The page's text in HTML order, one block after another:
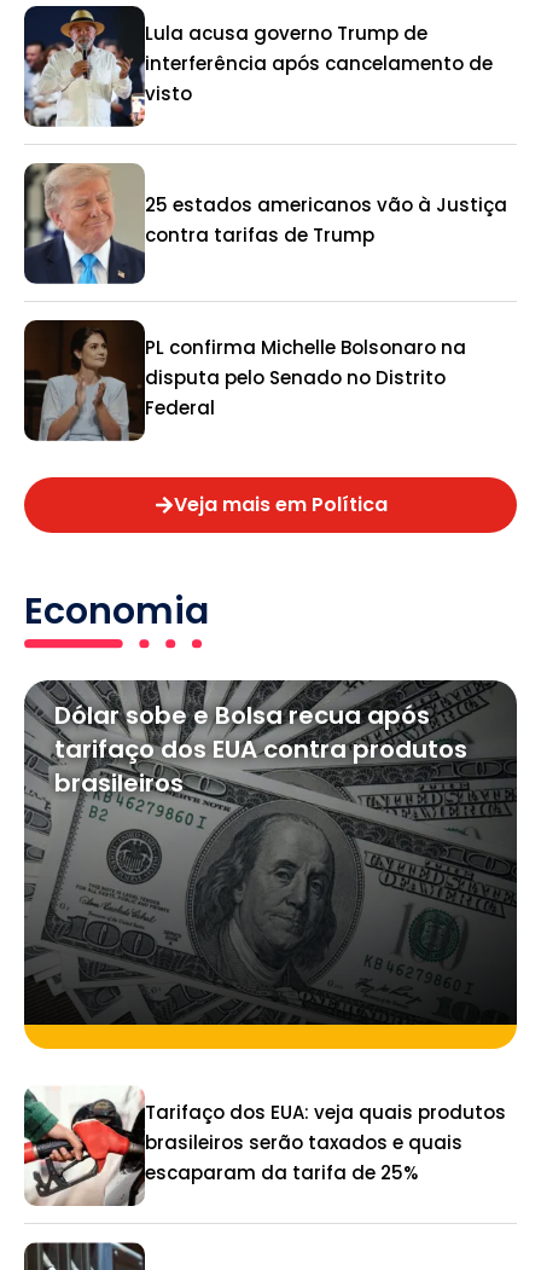
Lula acusa governo Trump de
interferência após cancelamento de
visto
25 estados americanos vão à Justiça
contra tarifas de Trump
PL confirma Michelle Bolsonaro na
disputa pelo Senado no Distrito
Federal
Veja mais em Política
Economia
Dólar sobe e Bolsa recua após
tarifaço dos EUA contra produtos
brasileiros
Tarifaço dos EUA: veja quais produtos
brasileiros serão taxados e quais
escaparam da tarifa de 25%